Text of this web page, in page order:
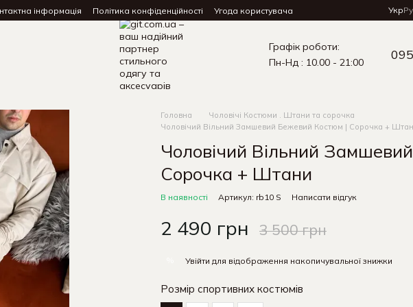
інформація Політика конфіденційності Угода користувача Укр
Графік роботи:
Пн-Нд : 10.00 - 21:00
Головна
Чоловічі Костюми . Штани та сорочка
Чоловічий Вільний Замшевий Бежевий Костюм | Сорочка +
Чоловічий Вільний
Сорочка + Штани
В наявності Артикул: rb10 S Написати відгук
2 490 грн 3 500 грн
Увійти для відображення накопичувальної знижки
Розмір спортивних костюмів